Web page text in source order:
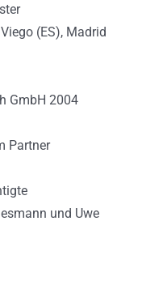
(ES), Madrid
GmbH 2004
Partner
und Uwe